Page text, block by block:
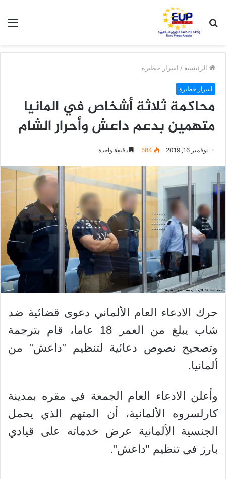
عن
الرئيسية / اسرار خطيرة
اسرار خطيرة
محاكمة ثلاثة أشخاص في المانيا
متهمين بدعم داعش وأحرار الشام
نوفمبر 16, 2019 584 دقيقة واحدة
حرك الادعاء العام الألماني دعوى قضائية ضد
شاب يبلغ من العمر 18 عاما، قام بترجمة
وتصحيح نصوص دعائية لتنظيم "داعش" من
ألمانيا.
وأعلن الادعاء العام الجمعة في مقره بمدينة
كارلسروه الألمانية، أن المتهم الذي يحمل
الجنسية الألمانية عرض خدماته على قيادي
بارز في تنظيم "داعش".